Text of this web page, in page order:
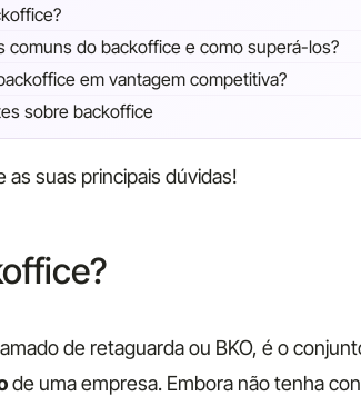
comuns do backoffice e como superá-los?
em vantagem competitiva?
sobre backoffice
suas principais dúvidas!
de retaguarda ou BKO, é o
de uma empresa. Embora não tenha